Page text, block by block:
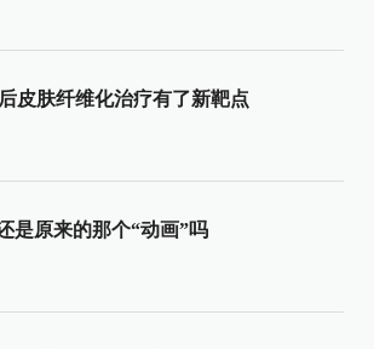
皮肤纤维化治疗有了新靶点
是原来的那个“动画”吗